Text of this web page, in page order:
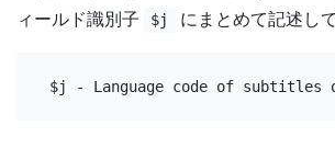
ィールド識別子
$j にまとめて記述し
$j - Language code of subtitles